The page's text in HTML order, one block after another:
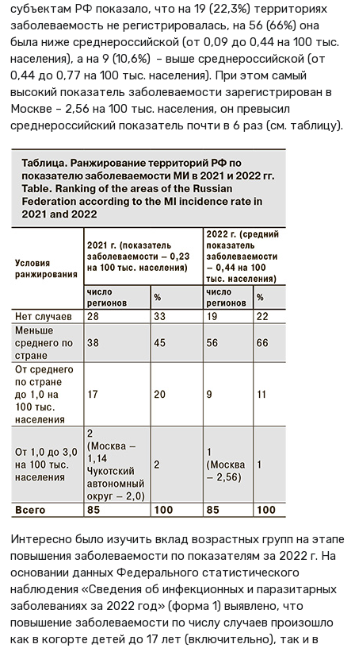
субъектам РФ показало, что на 19 (22,3%) территориях
заболеваемость не регистрировалась, на 56 (66%) она
была ниже среднероссийской (от 0,09 до 0,44 на 100 тыс.
населения), а на 9 (10,6%) – выше среднероссийской (от
0,44 до 0,77 на 100 тыс. населения). При этом самый
высокий показатель заболеваемости зарегистрирован в
Москве – 2,56 на 100 тыс. населения, он превысил
среднероссийский показатель почти в 6 раз (см. таблицу).
Интересно было изучить вклад возрастных групп на этапе
повышения заболеваемости по показателям за 2022 г. На
основании данных Федерального статистического
наблюдения «Сведения об инфекционных и паразитарных
заболеваниях за 2022 год» (форма 1) выявлено, что
повышение заболеваемости по числу случаев произошло
как в когорте детей до 17 лет (включительно), так и в